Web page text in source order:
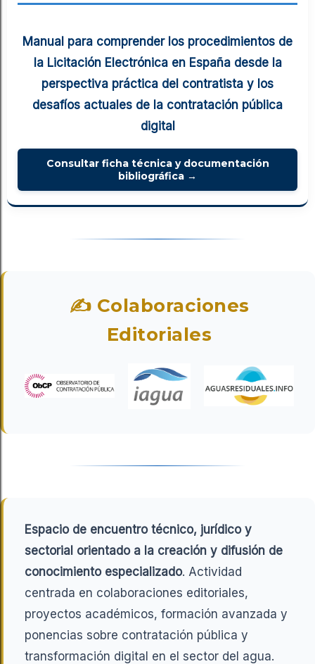
Manual para comprender los procedimientos de
la Licitación Electrónica en España desde la
perspectiva práctica del contratista y los
desafíos actuales de la contratación pública
digital
Consultar ficha técnica y documentación
bibliográfica →
✍ Colaboraciones
Editoriales
Espacio de encuentro técnico, jurídico y
sectorial orientado a la creación y difusión de
conocimiento especializado. Actividad
centrada en colaboraciones editoriales,
proyectos académicos, formación avanzada y
ponencias sobre contratación pública y
transformación digital en el sector del agua.